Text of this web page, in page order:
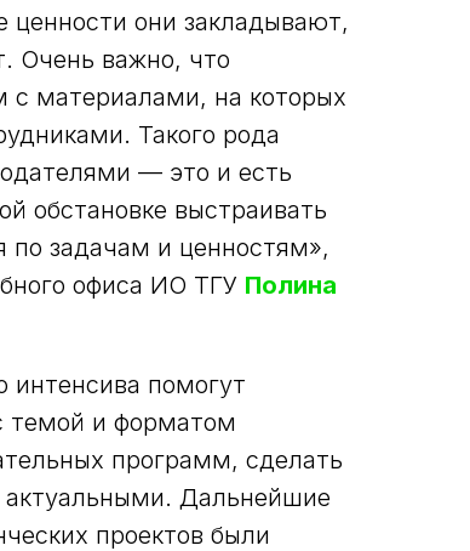
ценности они закладывают,
Очень важно, что
с материалами, на которых
Такого рода
— это и есть
обстановке выстраивать
по задачам и ценностям»,
офиса ИО ТГУ Полина
интенсива помогут
темой и форматом
программ, сделать
актуальными. Дальнейшие
проектов были